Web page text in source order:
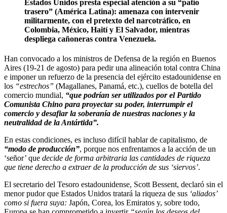
Estados Unidos presta especial atención a su “patio
trasero” (América Latina): amenaza con intervenir
militarmente, con el pretexto del narcotráfico, en
Colombia, México, Haití y El Salvador, mientras
despliega cañoneras contra Venezuela.
Han convocado a los ministros de Defensa de la región en Buenos
Aires (19-21 de agosto) para pedir una alineación total contra China
e imponer un refuerzo de la presencia del ejército estadounidense en
los “estrechos” (Magallanes, Panamá, etc.), cuellos de botella del
comercio mundial, “que podrían ser utilizados por el Partido
Comunista Chino para proyectar su poder, interrumpir el
comercio y desafiar la soberanía de nuestras naciones y la
neutralidad de la Antártida”.
En estas condiciones, es incluso difícil hablar de capitalismo, de
“modo de producción”, porque nos enfrentamos a la acción de un
‘señor’ que decide de forma arbitraria las cantidades de riqueza
que tiene derecho a extraer de la producción de sus ‘siervos’.
El secretario del Tesoro estadounidense, Scott Bessent, declaró sin el
menor pudor que Estados Unidos tratará la riqueza de sus ‘aliados’
como si fuera suya: Japón, Corea, los Emiratos y, sobre todo,